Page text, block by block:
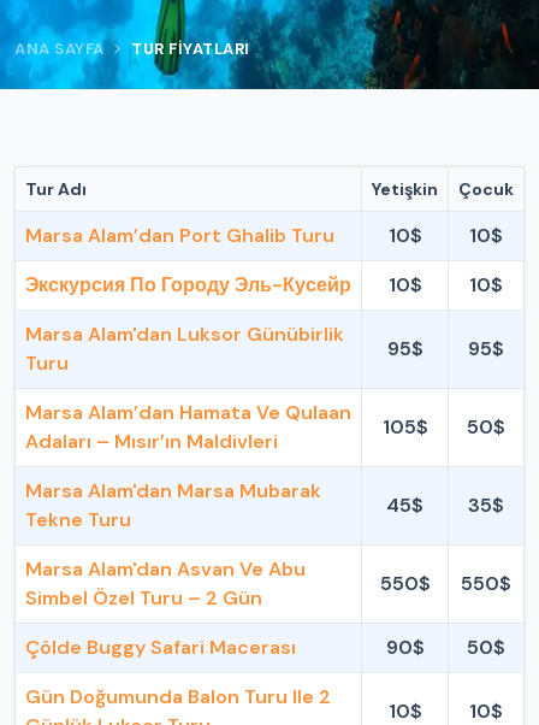
ANA SAYFA > TUR FIYATLARI
Tur Adı Yetişkin Çocuk
Marsa Alam’dan Port Ghalib Turu 10$
10$
Экскурсия По Городу Эль-Кусейр
10$
10$
Marsa Alam'dan Luksor Günübirlik
Turu
95$ 95$
Marsa Alam’dan Hamata Ve Qulaan
Adaları – Mısır’ın Maldivleri
105$ 50$
Marsa Alam'dan Marsa Mubarak
Tekne Turu
45$ 35$
Marsa Alam'dan Asvan Ve Abu
Simbel Özel Turu – 2 Gün
550$ 550$
Çölde Buggy Safari Macerası 90$
50$
Gün Doğumunda Balon Turu Ile 2
10$ 10$